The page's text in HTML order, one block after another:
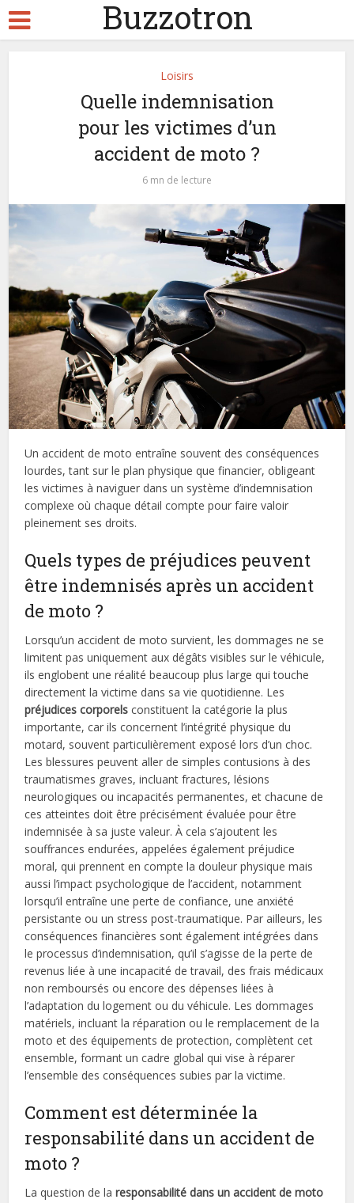
Buzzotron
Loisirs
Quelle indemnisation
pour les victimes d’un
accident de moto ?
6 mn de lecture
Un accident de moto entraîne souvent des conséquences
lourdes, tant sur le plan physique que financier, obligeant
les victimes à naviguer dans un système d’indemnisation
complexe où chaque détail compte pour faire valoir
pleinement ses droits.
Quels types de préjudices peuvent
être indemnisés après un accident
de moto ?
Lorsqu’un accident de moto survient, les dommages ne se
limitent pas uniquement aux dégâts visibles sur le véhicule,
ils englobent une réalité beaucoup plus large qui touche
directement la victime dans sa vie quotidienne. Les
préjudices corporels constituent la catégorie la plus
importante, car ils concernent l’intégrité physique du
motard, souvent particulièrement exposé lors d’un choc.
Les blessures peuvent aller de simples contusions à des
traumatismes graves, incluant fractures, lésions
neurologiques ou incapacités permanentes, et chacune de
ces atteintes doit être précisément évaluée pour être
indemnisée à sa juste valeur. À cela s’ajoutent les
souffrances endurées, appelées également préjudice
moral, qui prennent en compte la douleur physique mais
aussi l’impact psychologique de l’accident, notamment
lorsqu’il entraîne une perte de confiance, une anxiété
persistante ou un stress post-traumatique. Par ailleurs, les
conséquences financières sont également intégrées dans
le processus d’indemnisation, qu’il s’agisse de la perte de
revenus liée à une incapacité de travail, des frais médicaux
non remboursés ou encore des dépenses liées à
l’adaptation du logement ou du véhicule. Les dommages
matériels, incluant la réparation ou le remplacement de la
moto et des équipements de protection, complètent cet
ensemble, formant un cadre global qui vise à réparer
l’ensemble des conséquences subies par la victime.
Comment est déterminée la
responsabilité dans un accident de
moto ?
La question de laresponsabilité dans un accident de moto